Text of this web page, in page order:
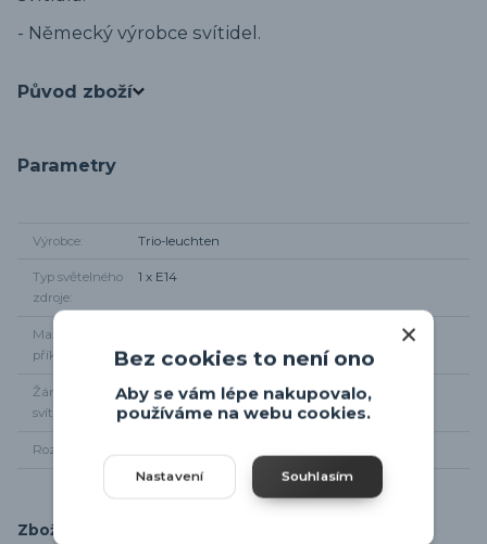
- Německý výrobce svítidel.
Původ zboží
Parametry
Výrobce Trio-leuchten
Typ světelného
zdroje
1 x E14
Maximální
příkon
Žárovky součástí
svítidla
Ne
Rozměr svítidla
Zboží zařazeno v kategoriích
Bez cookies to není ono
Aby se vám lépe nakupovalo,
používáme na webu cookies.
Nastavení Souhlasím